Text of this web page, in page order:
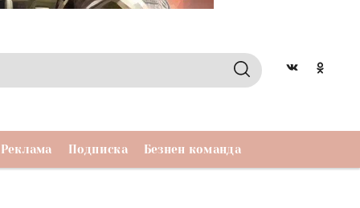
Реклама Подписка Безнен команда